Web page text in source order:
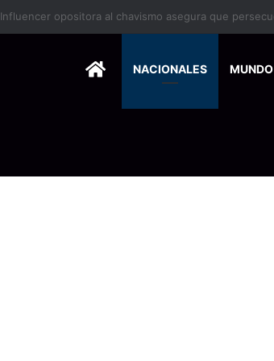
Industria plástica se suma a la economía circular
HOMENACIONALES MUNDO